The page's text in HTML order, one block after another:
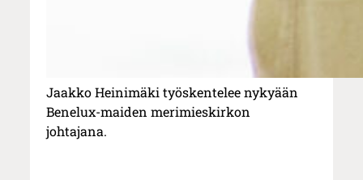
Jaakko Heinimäki työskentelee nykyään
Benelux-maiden merimieskirkon
johtajana.